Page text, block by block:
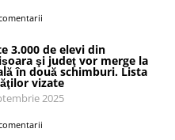
3.000 de elevi din
şi judeţ vor merge la
în două schimburi. Lista
vizate
2025